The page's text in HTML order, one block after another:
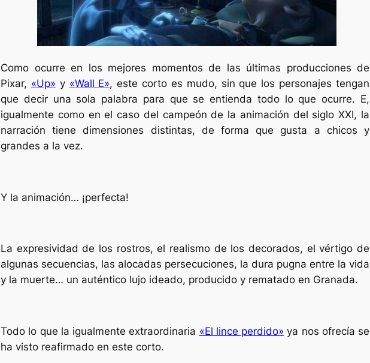
Como ocurre en los mejores momentos de las últimas producciones de
Pixar, «Up» y «Wall E», este corto es mudo, sin que los personajes tengan
que decir una sola palabra para que se entienda todo lo que ocurre. E,
igualmente como en el caso del campeón de la animación del siglo XXI, la
narración tiene dimensiones distintas, de forma que gusta a chicos y
grandes a la vez.
Y la animación… ¡perfecta!
La expresividad de los rostros, el realismo de los decorados, el vértigo de
algunas secuencias, las alocadas persecuciones, la dura pugna entre la vida
y la muerte… un auténtico lujo ideado, producido y rematado en Granada.
Todo lo que la igualmente extraordinaria «El lince perdido» ya nos ofrecía se
ha visto reafirmado en este corto.